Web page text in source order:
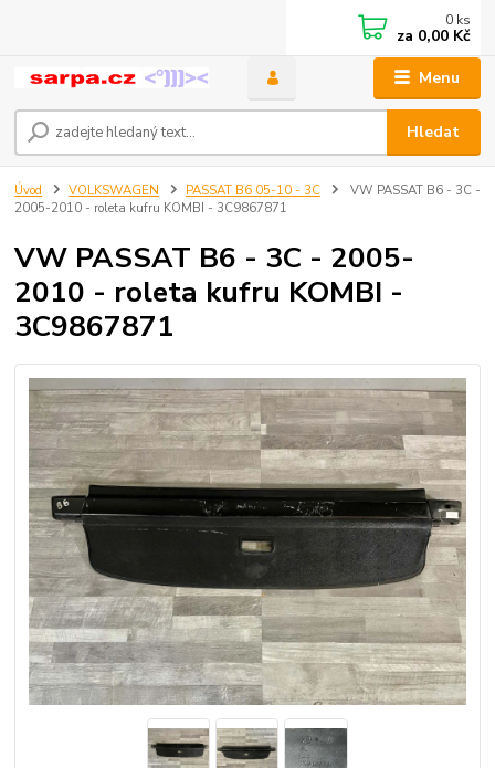
Menu
Hledat
0 ks
za 0,00 Kč
Úvod VOLKSWAGEN PASSAT B6 05-10 - 3C
VW PASSAT B6 - 3C -
2005-2010 - roleta kufru KOMBI - 3C9867871
VW PASSAT B6 - 3C - 2005-
2010 - roleta kufru KOMBI -
3C9867871